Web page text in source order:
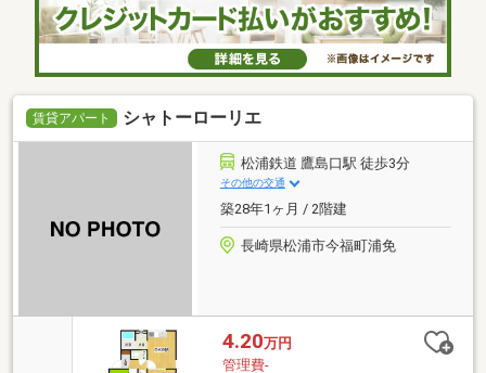
賃貸アパート シャトーローリエ
松浦鉄道 鷹島口駅 徒歩3分
その他の交通
築28年1ヶ月 / 2階建
長崎県松浦市今福町浦免
4.20万円
管理費-